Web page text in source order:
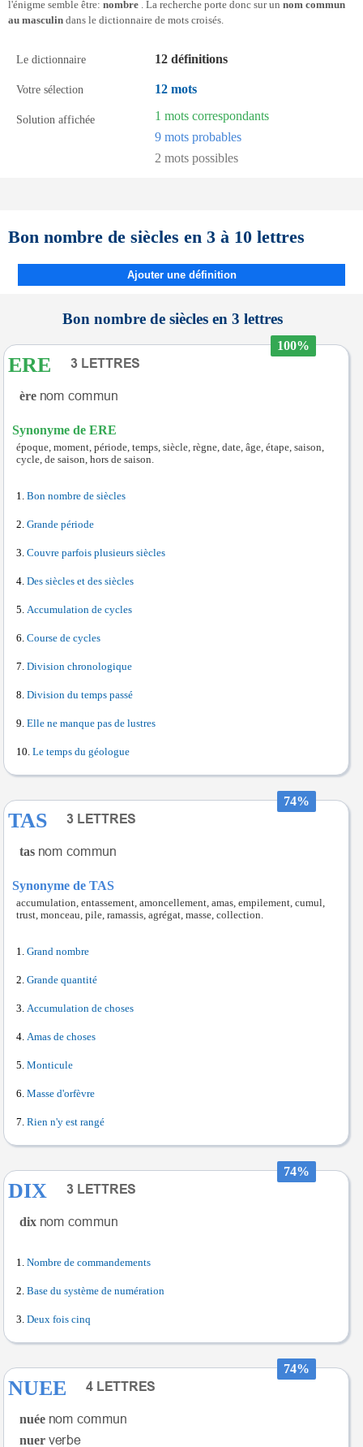
l'énigme semble être: nombre . La recherche porte donc sur un nom commun
au masculin dans le dictionnaire de mots croisés.
Le dictionnaire 12 définitions
Votre sélection 12 mots
Solution affichée
1 mots correspondants
9 mots probables
2 mots possibles
Bon nombre de siècles en 3 à 10 lettres
Ajouter une définition
Bon nombre de siècles en 3 lettres
100%
ERE
ère
Synonyme de ERE
époque, moment, période, temps, siècle, règne, date, âge, étape, saison,
cycle, de saison, hors de saison.
Bon nombre de siècles
Grande période
Couvre parfois plusieurs siècles
Des siècles et des siècles
Accumulation de cycles
Course de cycles
Division chronologique
Division du temps passé
Elle ne manque pas de lustres
Le temps du géologue
74%
TAS
tas
Synonyme de TAS
accumulation, entassement, amoncellement, amas, empilement, cumul,
trust, monceau, pile, ramassis, agrégat, masse, collection.
Grand nombre
Grande quantité
Accumulation de choses
Amas de choses
Monticule
Masse d'orfèvre
Rien n'y est rangé
74%
DIX
dix
Nombre de commandements
Base du système de numération
Deux fois cinq
74%
NUEE
nuée
nuer